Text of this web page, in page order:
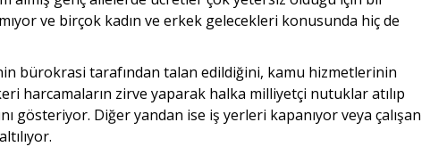
ve birçok kadın ve erkek gelecekleri konusunda hiç de
bürokrasi tarafından talan edildiğini, kamu hizmetlerinin
harcamaların zirve yaparak halka milliyetçi nutuklar atılıp
gösteriyor. Diğer yandan ise iş yerleri kapanıyor veya çalışan